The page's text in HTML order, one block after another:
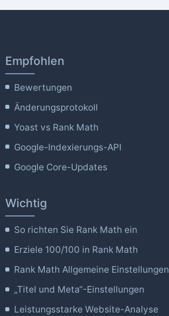
Empfohlen
Bewertungen
Änderungsprotokoll
Yoast vs Rank Math
Google-Indexierungs-API
Google Core-Updates
Wichtig
So richten Sie Rank Math ein
Erziele 100/100 in Rank Math
Rank Math Allgemeine Einstellungen
„Titel und Meta“-Einstellungen
Leistungsstarke Website-Analyse